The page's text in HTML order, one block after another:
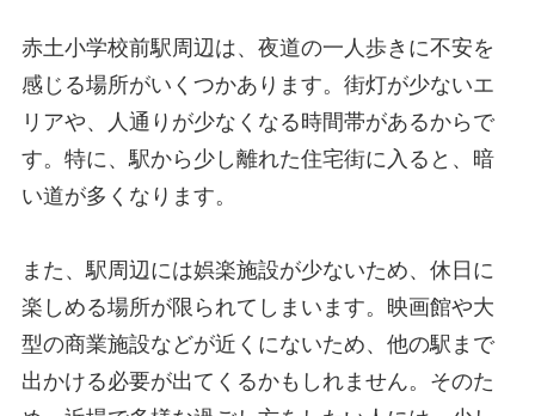
赤土小学校前駅周辺は、夜道の一人歩きに不安を
感じる場所がいくつかあります。街灯が少ないエ
リアや、人通りが少なくなる時間帯があるからで
す。特に、駅から少し離れた住宅街に入ると、暗
い道が多くなります。
また、駅周辺には娯楽施設が少ないため、休日に
楽しめる場所が限られてしまいます。映画館や大
型の商業施設などが近くにないため、他の駅まで
出かける必要が出てくるかもしれません。そのた